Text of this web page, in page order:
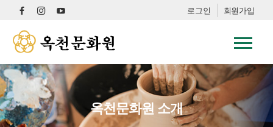
로그인 회원가입
옥천문화원 소개